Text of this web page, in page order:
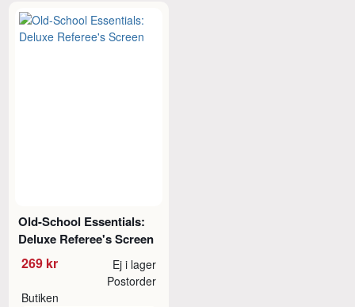
Old-School Essentials:
Deluxe Referee's Screen
269 kr Ej i lager
Butiken
Postorder